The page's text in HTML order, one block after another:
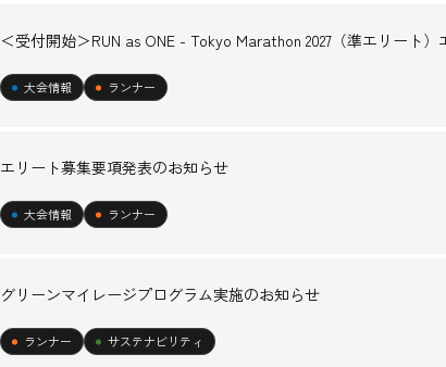
＜受付開始＞RUN as ONE - Tokyo Marathon 2027（準エリート）
大会情報 ランナー
エリート募集要項発表のお知らせ
大会情報 ランナー
グリーンマイレージプログラム実施のお知らせ
ランナー サステナビリティ